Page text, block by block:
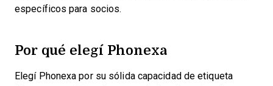
específicos para socios.
Por qué elegí Phonexa
Elegí Phonexa por su sólida capacidad de etiqueta